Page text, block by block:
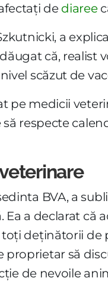
de diaree
a
că, realist
scăzut de
pe medicii
respecte
BVA, a
Ea a declarat că
deținătorii de
proprietar să
de nevoile